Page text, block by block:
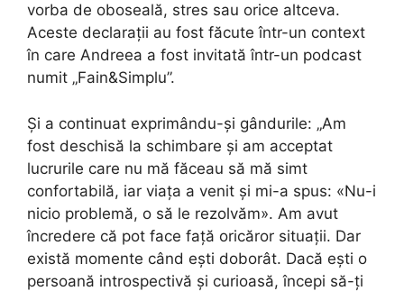
vorba de oboseală, stres sau orice altceva.
Aceste declarații au fost făcute într-un context
în care Andreea a fost invitată într-un podcast
numit „Fain&Simplu”.
Și a continuat exprimându-și gândurile: „Am
fost deschisă la schimbare și am acceptat
lucrurile care nu mă făceau să mă simt
confortabilă, iar viața a venit și mi-a spus: «Nu-i
nicio problemă, o să le rezolvăm». Am avut
încredere că pot face față oricăror situații. Dar
există momente când ești doborât. Dacă ești o
persoană introspectivă și curioasă, începi să-ți